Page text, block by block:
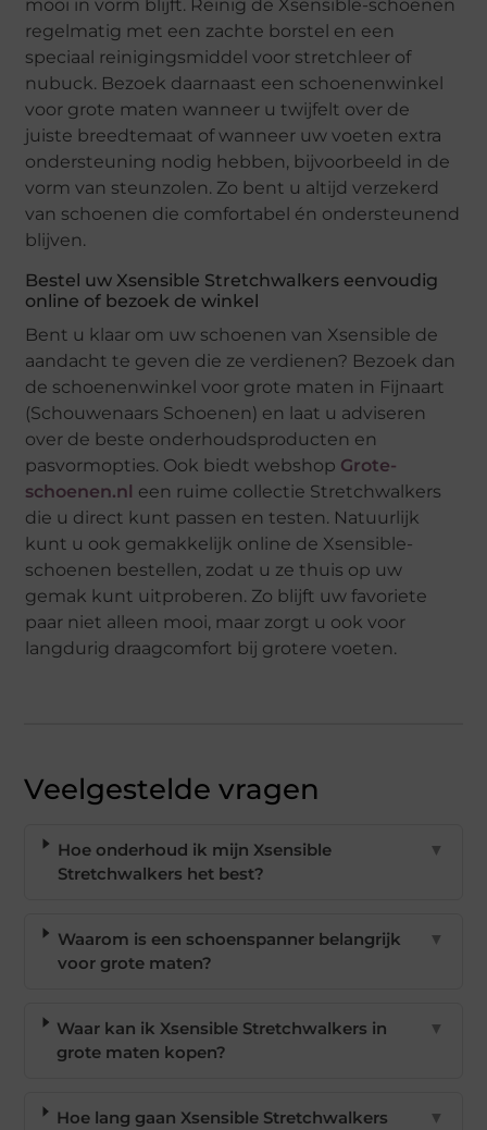
mooi in vorm blijft. Reinig de Xsensible-schoenen
regelmatig met een zachte borstel en een
speciaal reinigingsmiddel voor stretchleer of
nubuck. Bezoek daarnaast een schoenenwinkel
voor grote maten wanneer u twijfelt over de
juiste breedtemaat of wanneer uw voeten extra
ondersteuning nodig hebben, bijvoorbeeld in de
vorm van steunzolen. Zo bent u altijd verzekerd
van schoenen die comfortabel én ondersteunend
blijven.
Bestel uw Xsensible Stretchwalkers eenvoudig
online of bezoek de winkel
Bent u klaar om uw schoenen van Xsensible de
aandacht te geven die ze verdienen? Bezoek dan
de schoenenwinkel voor grote maten in Fijnaart
(Schouwenaars Schoenen) en laat u adviseren
over de beste onderhoudsproducten en
pasvormopties. Ook biedt webshop Grote-
schoenen.nl een ruime collectie Stretchwalkers
die u direct kunt passen en testen. Natuurlijk
kunt u ook gemakkelijk online de Xsensible-
schoenen bestellen, zodat u ze thuis op uw
gemak kunt uitproberen. Zo blijft uw favoriete
paar niet alleen mooi, maar zorgt u ook voor
langdurig draagcomfort bij grotere voeten.
Veelgestelde vragen
Hoe onderhoud ik mijn Xsensible
Stretchwalkers het best?
▼
Waarom is een schoenspanner belangrijk
voor grote maten?
▼
Waar kan ik Xsensible Stretchwalkers in
grote maten kopen?
▼
Hoe lang gaan Xsensible Stretchwalkers
▼